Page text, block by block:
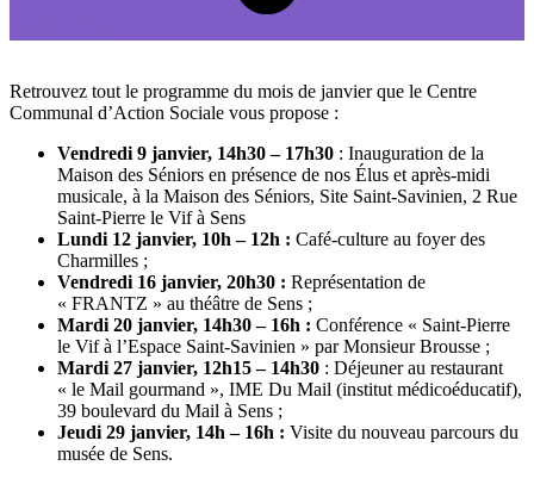
Retrouvez tout le programme du mois de janvier que le Centre
Communal d’Action Sociale vous propose :
Vendredi 9 janvier, 14h30 – 17h30 : Inauguration de la
Maison des Séniors en présence de nos Élus et après-midi
musicale, à la Maison des Séniors, Site Saint-Savinien, 2 Rue
Saint-Pierre le Vif à Sens
Lundi 12 janvier, 10h – 12h : Café-culture au foyer des
Charmilles ;
Vendredi 16 janvier, 20h30 : Représentation de
« FRANTZ » au théâtre de Sens ;
Mardi 20 janvier, 14h30 – 16h : Conférence « Saint-Pierre
le Vif à l’Espace Saint-Savinien » par Monsieur Brousse ;
Mardi 27 janvier, 12h15 – 14h30 : Déjeuner au restaurant
« le Mail gourmand », IME Du Mail (institut médicoéducatif),
39 boulevard du Mail à Sens ;
Jeudi 29 janvier, 14h – 16h : Visite du nouveau parcours du
musée de Sens.